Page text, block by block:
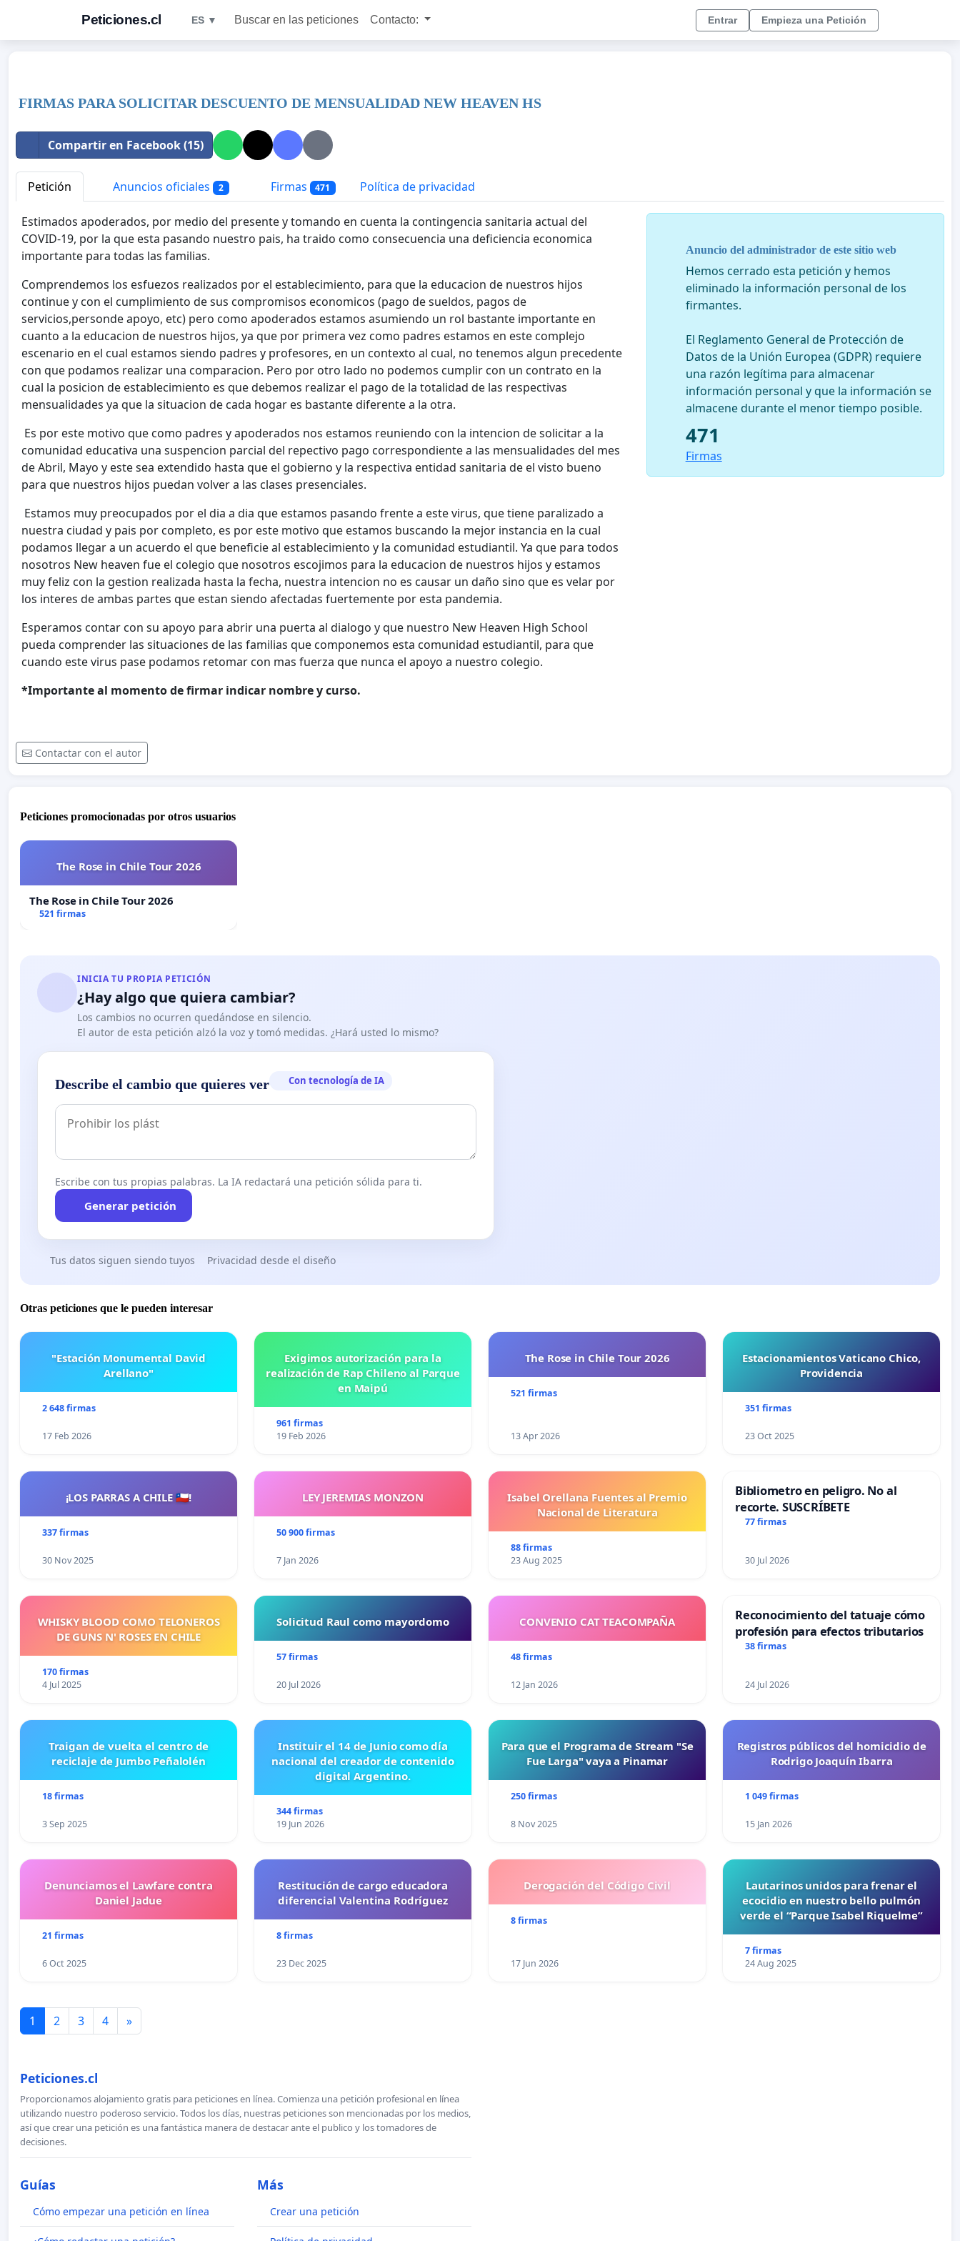
Peticiones.cl ES ▼ Buscar en las peticiones Contacto: Entrar Empieza una Petición
FIRMAS PARA SOLICITAR DESCUENTO DE MENSUALIDAD NEW HEAVEN HS
Compartir en Facebook (15)
Petición Anuncios oficiales 2 Firmas 471 Política de privacidad
Estimados apoderados, por medio del presente y tomando en cuenta la contingencia sanitaria actual del
COVID-19, por la que esta pasando nuestro pais, ha traido como consecuencia una deficiencia economica
importante para todas las familias.
Comprendemos los esfuezos realizados por el establecimiento, para que la educacion de nuestros hijos
continue y con el cumplimiento de sus compromisos economicos (pago de sueldos, pagos de
servicios,personde apoyo, etc) pero como apoderados estamos asumiendo un rol bastante importante en
cuanto a la educacion de nuestros hijos, ya que por primera vez como padres estamos en este complejo
escenario en el cual estamos siendo padres y profesores, en un contexto al cual, no tenemos algun precedente
con que podamos realizar una comparacion. Pero por otro lado no podemos cumplir con un contrato en la
cual la posicion de establecimiento es que debemos realizar el pago de la totalidad de las respectivas
mensualidades ya que la situacion de cada hogar es bastante diferente a la otra.
Es por este motivo que como padres y apoderados nos estamos reuniendo con la intencion de solicitar a la
comunidad educativa una suspencion parcial del repectivo pago correspondiente a las mensualidades del mes
de Abril, Mayo y este sea extendido hasta que el gobierno y la respectiva entidad sanitaria de el visto bueno
para que nuestros hijos puedan volver a las clases presenciales.
Estamos muy preocupados por el dia a dia que estamos pasando frente a este virus, que tiene paralizado a
nuestra ciudad y pais por completo, es por este motivo que estamos buscando la mejor instancia en la cual
podamos llegar a un acuerdo el que beneficie al establecimiento y la comunidad estudiantil. Ya que para todos
nosotros New heaven fue el colegio que nosotros escojimos para la educacion de nuestros hijos y estamos
muy feliz con la gestion realizada hasta la fecha, nuestra intencion no es causar un daño sino que es velar por
los interes de ambas partes que estan siendo afectadas fuertemente por esta pandemia.
Esperamos contar con su apoyo para abrir una puerta al dialogo y que nuestro New Heaven High School
pueda comprender las situaciones de las familias que componemos esta comunidad estudiantil, para que
cuando este virus pase podamos retomar con mas fuerza que nunca el apoyo a nuestro colegio.
*Importante al momento de firmar indicar nombre y curso.
Contactar con el autor
Anuncio del administrador de este sitio web
Hemos cerrado esta petición y hemos
eliminado la información personal de los
firmantes.
El Reglamento General de Protección de
Datos de la Unión Europea (GDPR) requiere
una razón legítima para almacenar
información personal y que la información se
almacene durante el menor tiempo posible.
471
Firmas
Peticiones promocionadas por otros usuarios
The Rose in Chile Tour 2026
The Rose in Chile Tour 2026
521 firmas
INICIA TU PROPIA PETICIÓN
¿Hay algo que quiera cambiar?
Los cambios no ocurren quedándose en silencio.
El autor de esta petición alzó la voz y tomó medidas. ¿Hará usted lo mismo?
Describe el cambio que quieres ver Con tecnología de IA
Escribe con tus propias palabras. La IA redactará una petición sólida para ti.
Generar petición
Tus datos siguen siendo tuyos Privacidad desde el diseño
Otras peticiones que le pueden interesar
"Estación Monumental David
Arellano"
2 648 firmas
17 Feb 2026
Exigimos autorización para la
realización de Rap Chileno al Parque
en Maipú
961 firmas
19 Feb 2026
The Rose in Chile Tour 2026
521 firmas
13 Apr 2026
Estacionamientos Vaticano Chico,
Providencia
351 firmas
23 Oct 2025
¡LOS PARRAS A CHILE 🇨🇱!
337 firmas
30 Nov 2025
LEY JEREMIAS MONZON
50 900 firmas
7 Jan 2026
Isabel Orellana Fuentes al Premio
Nacional de Literatura
88 firmas
23 Aug 2025
Bibliometro en peligro. No al
recorte. SUSCRÍBETE
77 firmas
30 Jul 2026
WHISKY BLOOD COMO TELONEROS
DE GUNS N' ROSES EN CHILE
170 firmas
4 Jul 2025
Solicitud Raul como mayordomo
57 firmas
20 Jul 2026
CONVENIO CAT TEACOMPAÑA
48 firmas
12 Jan 2026
Reconocimiento del tatuaje cómo
profesión para efectos tributarios
38 firmas
24 Jul 2026
Traigan de vuelta el centro de
reciclaje de Jumbo Peñalolén
18 firmas
3 Sep 2025
Instituir el 14 de Junio como día
nacional del creador de contenido
digital Argentino.
344 firmas
19 Jun 2026
Para que el Programa de Stream "Se
Fue Larga" vaya a Pinamar
250 firmas
8 Nov 2025
Registros públicos del homicidio de
Rodrigo Joaquín Ibarra
1 049 firmas
15 Jan 2026
Denunciamos el Lawfare contra
Daniel Jadue
21 firmas
6 Oct 2025
Restitución de cargo educadora
diferencial Valentina Rodríguez
8 firmas
23 Dec 2025
Derogación del Código Civil
8 firmas
17 Jun 2026
Lautarinos unidos para frenar el
ecocidio en nuestro bello pulmón
verde el “Parque Isabel Riquelme”
7 firmas
24 Aug 2025
1 2 3 4 »
Peticiones.cl
Proporcionamos alojamiento gratis para peticiones en línea. Comienza una petición profesional en línea
utilizando nuestro poderoso servicio. Todos los días, nuestras peticiones son mencionadas por los medios,
así que crear una petición es una fantástica manera de destacar ante el publico y los tomadores de
decisiones.
Guías
Cómo empezar una petición en línea
Más
Crear una petición